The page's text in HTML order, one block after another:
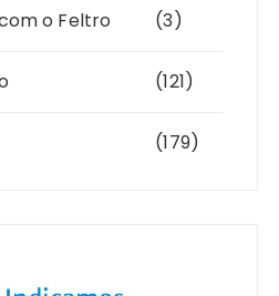
o Feltro (3)
(121)
(179)